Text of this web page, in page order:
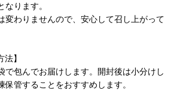
ります。
変わりませんので、安心して召し上がって
】
で包んでお届けします。開封後は小分けし
管することをおすすめします。